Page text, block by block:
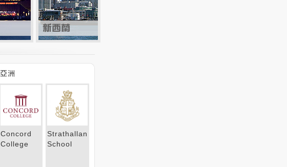
亞洲
Concord
College
Strathallan
School